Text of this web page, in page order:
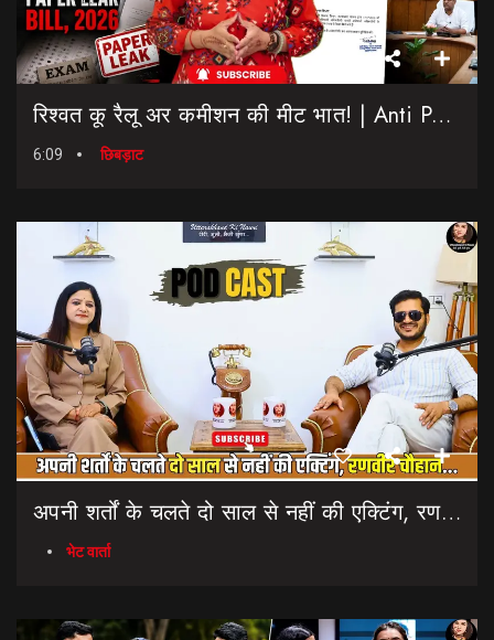
रिश्वत कू रैलू अर कमीशन की मीट भात! | Anti Paper Leak Bill 2026 | Saptahik Chhiprat
6:09 छिबड़ाट
अपनी शर्तों के चलते दो साल से नहीं की एक्टिंग, रणवीर चौहान || Uttarakhand Cinema Untold Secrets
भेट वार्ता